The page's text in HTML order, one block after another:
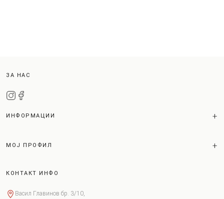
ЗА НАС
ИНФОРМАЦИИ
МОЈ ПРОФИЛ
КОНТАКТ ИНФО
Васил Главинов бр. 3/10,